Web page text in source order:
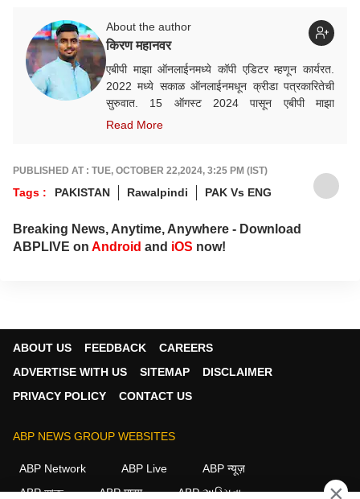
About the author
किरण महानवर
एबीपी माझा ऑनलाईनमध्ये कॉपी एडिटर म्हणून कार्यरत.
2022 मध्ये सकाळ ऑनलाईनमधून क्रीडा पत्रकारितेची
सुरुवात. 15 ऑगस्ट 2024 पासून एबीपी माझा
ऑनलाईनमध्ये कार्यरत. क्रीडा क्षेत्रात आवड, गेल्या काही
Read More
PUBLISHED AT : TUE, OCTOBER 22,2024, 3:25 PM (IST)
Tags : PAKISTAN Rawalpindi PAK Vs ENG
Breaking News, Anytime, Anywhere - Download
ABPLIVE on Android and iOS now!
ABOUT US FEEDBACK
CAREERS
ADVERTISE WITH US
SITEMAP
DISCLAIMER
PRIVACY POLICY
CONTACT US
ABP NEWS GROUP WEBSITES
ABP Network ABP Live
ABP न्यूज़
ABP আনন্দ
ABP माझा ABP અસ્મિતા